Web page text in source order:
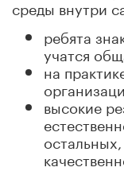
среды внутри
ребята
учатся
на
высокие